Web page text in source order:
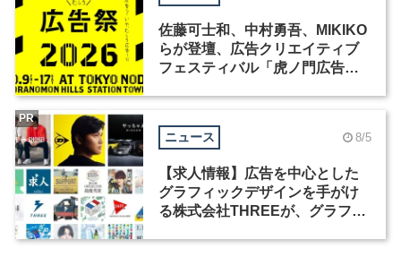
佐藤可士和、中村勇吾、MIKIKO
らが登壇、広告クリエイティブ
フェスティバル「虎ノ門広告
ニュース 8/5
【求人情報】広告を中心とした
グラフィックデザインを手がけ
る株式会社THREEが、グラフィ
PR